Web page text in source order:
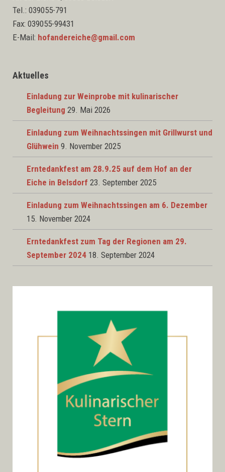
Tel.: 039055-791
Fax: 039055-99431
E-Mail: hofandereiche@gmail.com
Aktuelles
Einladung zur Weinprobe mit kulinarischer
Begleitung 29. Mai 2026
Einladung zum Weihnachtssingen mit Grillwurst und
Glühwein 9. November 2025
Erntedankfest am 28.9.25 auf dem Hof an der
Eiche in Belsdorf 23. September 2025
Einladung zum Weihnachtssingen am 6. Dezember
15. November 2024
Erntedankfest zum Tag der Regionen am 29.
September 2024 18. September 2024